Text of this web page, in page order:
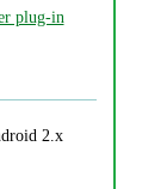
plug-in
2.x